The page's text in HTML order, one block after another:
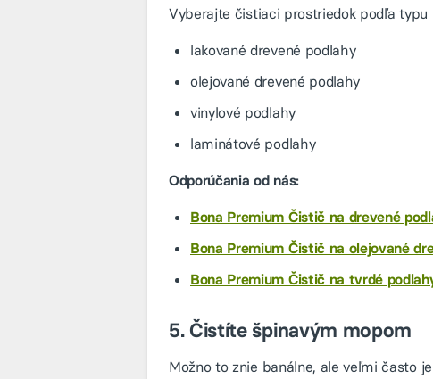
Vyberajte čistiaci prostriedok podľa typu
lakované drevené podlahy
olejované drevené podlahy
vinylové podlahy
laminátové podlahy
Odporúčania od nás:
Bona Premium Čistič na drevené
Bona Premium Čistič na olejované
Bona Premium Čistič na tvrdé
5. Čistíte špinavým mopom
Možno to znie banálne, ale veľmi často je